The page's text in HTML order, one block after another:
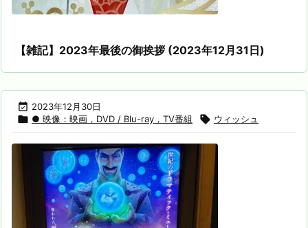
【雑記】2023年最後の御挨拶 (2023年12月31日)
 2023年12月30日
 ● 映像：映画，DVD / Blu-ray，TV番組  ウィッシュ